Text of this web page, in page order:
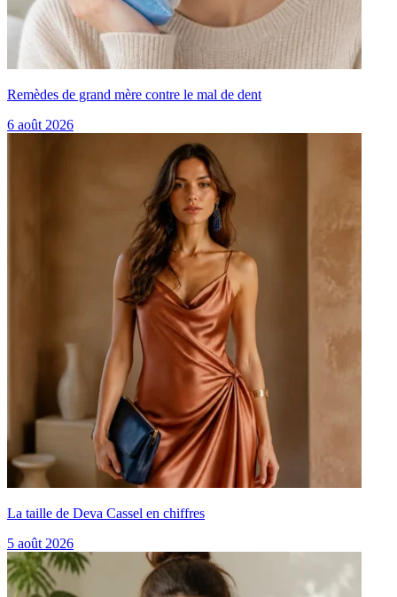
Remèdes de grand mère contre le mal de dent
6 août 2026
La taille de Deva Cassel en chiffres
5 août 2026